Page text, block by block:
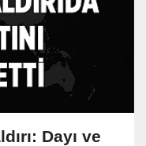
Dayı ve